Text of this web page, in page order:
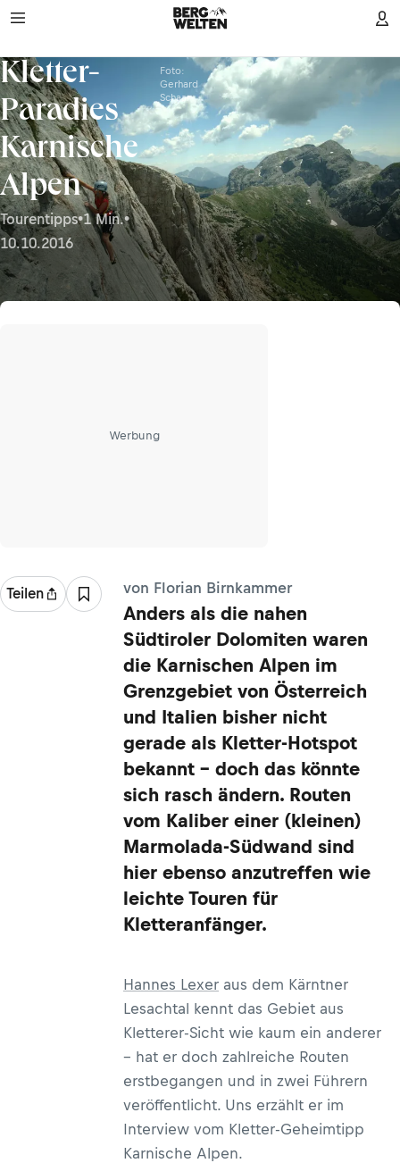
Kletter-
Paradies
Karnische
Alpen
Tourentipps•1 Min.•
10.10.2016
Foto:
Gerhard
Schaar
Werbung
Teilen von Florian Birnkammer
Anders als die nahen
Südtiroler Dolomiten waren
die Karnischen Alpen im
Grenzgebiet von Österreich
und Italien bisher nicht
gerade als Kletter-Hotspot
bekannt – doch das könnte
sich rasch ändern. Routen
vom Kaliber einer (kleinen)
Marmolada-Südwand sind
hier ebenso anzutreffen wie
leichte Touren für
Kletteranfänger.
Hannes Lexer aus dem Kärntner
Lesachtal kennt das Gebiet aus
Kletterer-Sicht wie kaum ein anderer
– hat er doch zahlreiche Routen
erstbegangen und in zwei Führern
veröffentlicht. Uns erzählt er im
Interview vom Kletter-Geheimtipp
Karnische Alpen.